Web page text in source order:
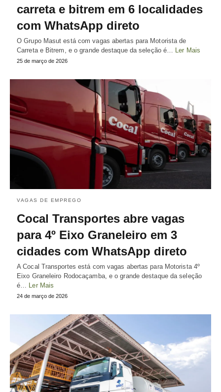
carreta e bitrem em 6 localidades
com WhatsApp direto
O Grupo Masut está com vagas abertas para Motorista de
Carreta e Bitrem, e o grande destaque da seleção é…
Ler Mais
25 de março de 2026
VAGAS DE EMPREGO
Cocal Transportes abre vagas
para 4º Eixo Graneleiro em 3
cidades com WhatsApp direto
A Cocal Transportes está com vagas abertas para Motorista 4º
Eixo Graneleiro Rodocaçamba, e o grande destaque da seleção
é… Ler Mais
24 de março de 2026